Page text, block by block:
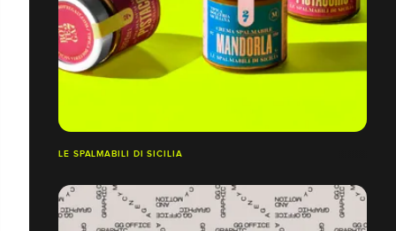
LE SPALMABILI DI SICILIA